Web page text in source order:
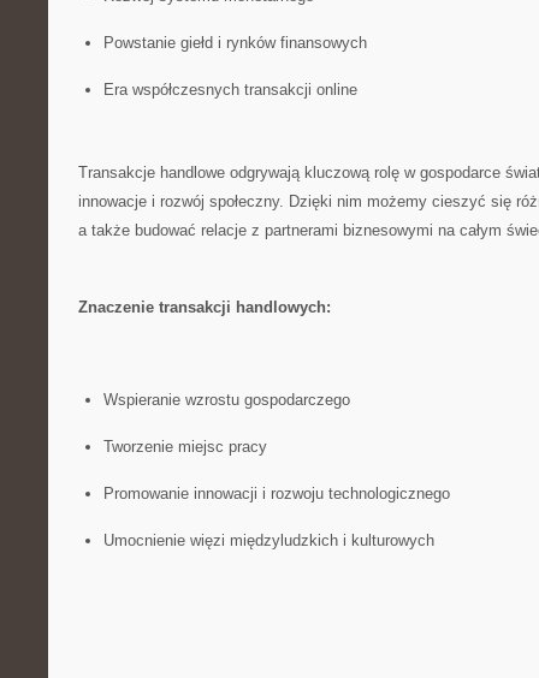
Powstanie giełd i rynków finansowych
Era współczesnych transakcji online
Transakcje handlowe odgrywają kluczową rolę w gospodarce
innowacje i ‍rozwój społeczny. Dzięki nim możemy cieszyć się
a także ⁤budować ​relacje z partnerami biznesowymi na całym⁤
Znaczenie ⁣transakcji handlowych:
Wspieranie wzrostu gospodarczego
Tworzenie miejsc pracy
Promowanie innowacji i‌ rozwoju ⁣technologicznego
Umocnienie​ więzi międzyludzkich i kulturowych